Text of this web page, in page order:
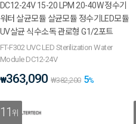
DC12-24V 15-20 LPM 20-40W 정수기
워터 살균모듈 살균모듈 정수기LED모듈
UV살균 식수소독 관로형 G1/2포트
FT-F302 UVC LED Sterilization Water
Module DC12-24V
₩363,090 ₩382,200 5%
11위